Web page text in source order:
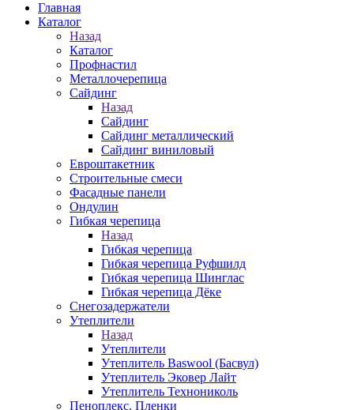
Главная
Каталог
Назад
Каталог
Профнастил
Металлочерепица
Сайдинг
Назад
Сайдинг
Сайдинг металлический
Сайдинг виниловый
Евроштакетник
Строительные смеси
Фасадные панели
Ондулин
Гибкая черепица
Назад
Гибкая черепица
Гибкая черепица Руфшилд
Гибкая черепица Шинглас
Гибкая черепица Дёке
Снегозадержатели
Утеплители
Назад
Утеплители
Утеплитель Baswool (Басвул)
Утеплитель Эковер Лайт
Утеплитель Технониколь
Пеноплекс. Пленки